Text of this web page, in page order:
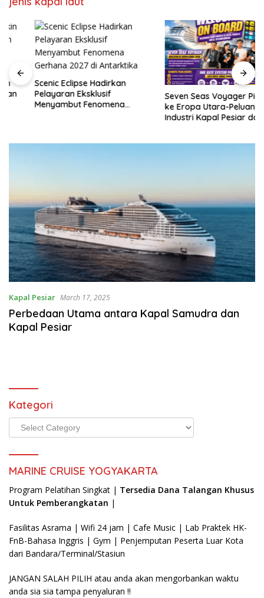
Jogya,marine
cruise
yogyakarta,marine
cruise
Yogya,sekolah
kapal
pesiar,Kerja
kapal
pesiar
pesiar,sekolah
jaminan
kerja
kapal
pesiar,magang
kerja
hotel
resmi
kapal
Scenic Eclipse Hadirkan
Pelayaran Eksklusif
Menyambut Fenomena
Seven Seas Voyager Pindah
ke Eropa Utara-Peluang
Industri Kapal Pesiar dan
Kapal Pesiar March 17, 2025
Perbedaan Utama antara Kapal Samudra dan
Kapal Pesiar
Kategori
Kategori
MARINE CRUISE YOGYAKARTA
Program Pelatihan Singkat | Tersedia Dana Talangan Khusus
Untuk Pemberangkatan |
Fasilitas Asrama | Wifi 24 jam | Cafe Music | Lab Praktek HK-
FnB-Bahasa Inggris | Gym | Penjemputan Peserta Luar Kota
dari Bandara/Terminal/Stasiun
JANGAN SALAH PILIH atau anda akan mengorbankan waktu
anda sia sia tampa penyaluran !!